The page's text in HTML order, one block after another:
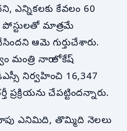
ఎన్నికలకు కేవలం 60
పోస్టులతో మాత్రమే
ఆమె గుర్తుచేశారు.
మంత్రి నారా లోకేష్
నిర్వహించి 16,347
చేపట్టిందన్నారు.
ఎనిమిది, తొమ్మిది నెలలు